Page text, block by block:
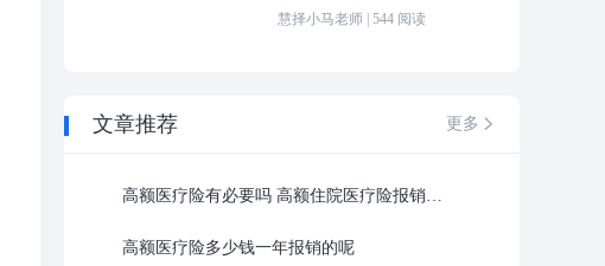
便宜！
慧择小马老师 544 阅读
文章推荐 更多 
高额医疗险有必要吗 高额住院医疗险报销比例
高额医疗险多少钱一年报销的呢